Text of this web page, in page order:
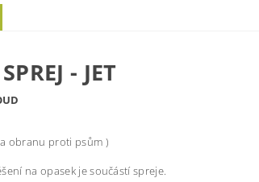
- JET
obranu proti psům )
na opasek je součástí spreje.